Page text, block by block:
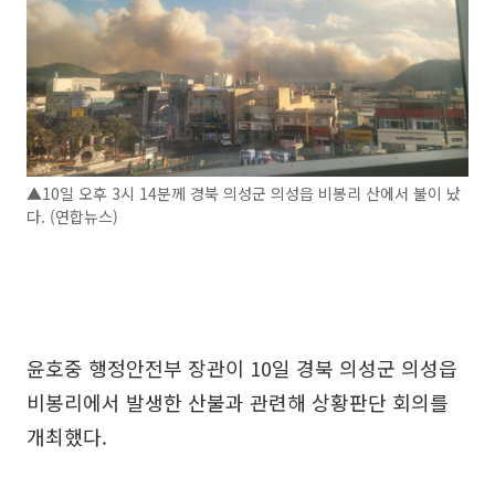
▲10일 오후 3시 14분께 경북 의성군 의성읍 비봉리 산에서 불이 났
다. (연합뉴스)
윤호중 행정안전부 장관이 10일 경북 의성군 의성읍
비봉리에서 발생한 산불과 관련해 상황판단 회의를
개최했다.